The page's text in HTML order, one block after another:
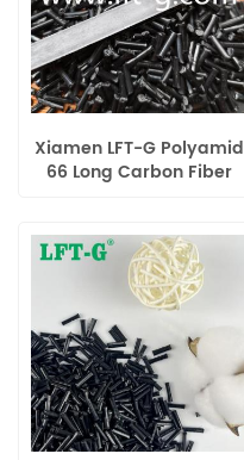
Xiamen LFT-G Polyamid
66 Long Carbon Fiber
Autoteile